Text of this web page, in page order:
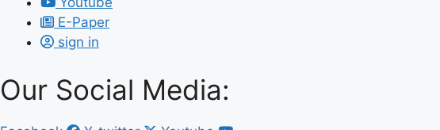
E-Paper
sign in
Our Social Media: